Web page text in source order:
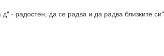
- радостен, да се радва и да радва близките си"